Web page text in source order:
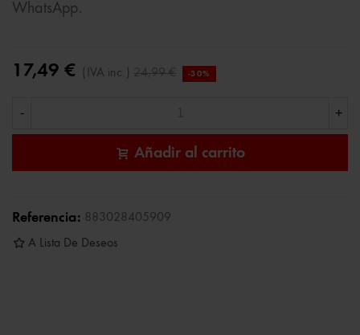
WhatsApp.
17,49 € (IVA inc.) 24,99 € -30%
- +
Añadir al carrito
Referencia: 883028405909
A Lista De Deseos